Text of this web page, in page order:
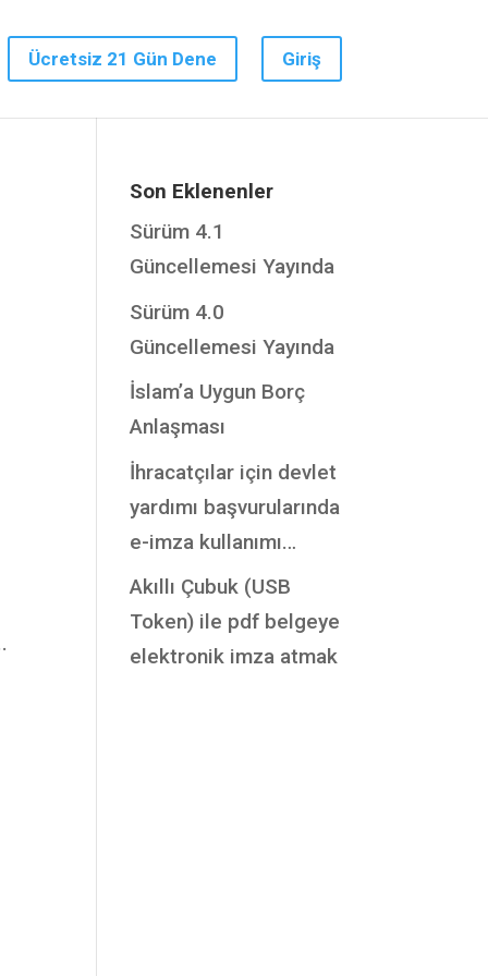
Ücretsiz 21 Gün Dene Giriş
Son Eklenenler
Sürüm 4.1
Güncellemesi Yayında
Sürüm 4.0
Güncellemesi Yayında
İslam’a Uygun Borç
Anlaşması
İhracatçılar için devlet
yardımı başvurularında
e-imza kullanımı…
Akıllı Çubuk (USB
Token) ile pdf belgeye
elektronik imza atmak